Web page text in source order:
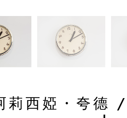
莉西婭・夸德 /